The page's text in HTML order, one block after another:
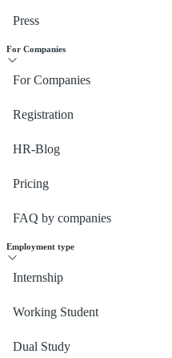
Press
For Companies
For Companies
Registration
HR-Blog
Pricing
FAQ by companies
Employment type
Internship
Working Student
Dual Study